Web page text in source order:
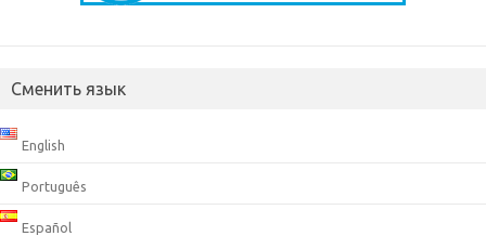
Сменить язык
English
Português
Español